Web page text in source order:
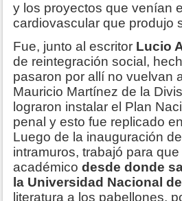
y los proyectos que venían
cardiovascular que produjo
Fue, junto al escritor Lucio
de reintegración social,
pasaron por allí no vuelvan
Mauricio Martínez de la
lograron instalar el Plan
penal y esto fue replicado
Luego de la inauguración
intramuros, trabajó para
académico desde donde
la Universidad Nacional
literatura a los pabellones,